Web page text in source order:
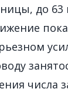
до 63
числа